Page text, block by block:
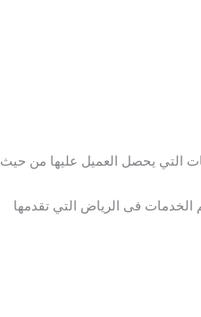
التي يحصل العميل عليها من حيث
الخدمات فى الرياض التي تقدمها